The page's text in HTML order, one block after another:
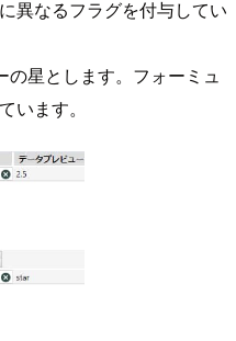
異なるフラグを付与してい
星とします。フォーミュ
います。